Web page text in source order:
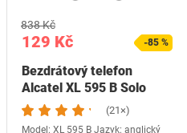
129 Kč
838 Kč
-85 %
Bezdrátový telefon
Alcatel XL 595 B Solo
(21×)
Model: XL 595 B Jazyk: anglický